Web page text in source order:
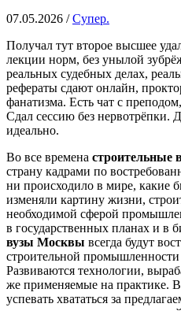
07.05.2026 /Супер.
Получал тут второе высшее
лекции норм, без унылой
реальных судебных делах,
рефераты сдают онлайн,
фанатизма. Есть чат с
Сдал сессию без нервотрёпки.
идеально.
Во все времена строительные
страну кадрами по
ни происходило в мире, какие
изменяли картину жизни,
необходимой сферой
в государственных планах и в
вузы Москвы всегда будут
строительной промышленности
Развиваются технологии,
же применяемые на практике.
успевать хвататься за